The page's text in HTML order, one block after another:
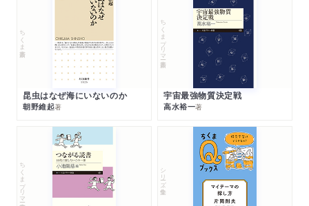
ちくま新書
昆虫はなぜ海にいないのか
朝野維起著
ちくまプリマー新書
宇宙最強物質決定戦
高水裕一著
ちくまプリマー新書 シリーズ・全集